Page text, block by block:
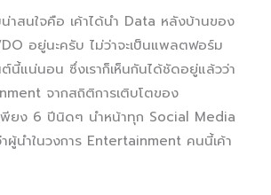
สนใจคือ เค้าได้นำ Data หลังบ้านของ
อยู่นะครับ ไม่ว่าจะเป็นแพลตฟอร์ม
แน่นอน ซึ่งเราก็เห็นกันได้ชัดอยู่แล้วว่า
จากสถิติการเติบโตของ
พียง 6 ปีนิดๆ นำหน้าทุก Social Media
ผู้นำในวงการ Entertainment คนนี้เค้า